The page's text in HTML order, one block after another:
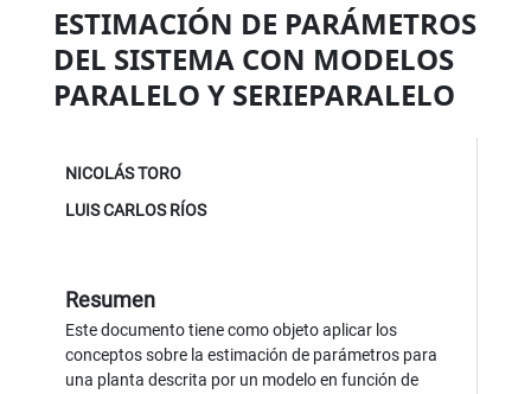
ESTIMACIÓN DE PARÁMETROS
DEL SISTEMA CON MODELOS
PARALELO Y SERIEPARALELO
NICOLÁS TORO
LUIS CARLOS RÍOS
Resumen
Este documento tiene como objeto aplicar los
conceptos sobre la estimación de parámetros para
una planta descrita por un modelo en función de